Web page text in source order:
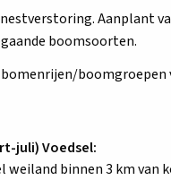
Aanplant
boomsoorten.
boomgroepen
juli) Voedsel:
weiland binnen 3 km van